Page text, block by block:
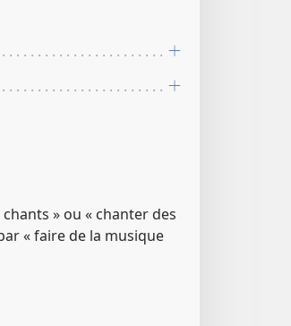
» ou « chanter des
« faire de la musique